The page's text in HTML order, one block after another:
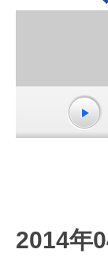
2014年